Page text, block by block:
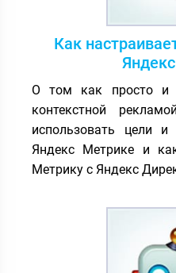
Как
О том как просто и
контекстной
использовать цели
Яндекс Метрике и
Метрику с Яндекс